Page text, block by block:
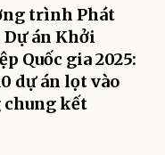
trình Phát
án Khởi
Quốc gia 2025:
dự án lọt vào
chung kết